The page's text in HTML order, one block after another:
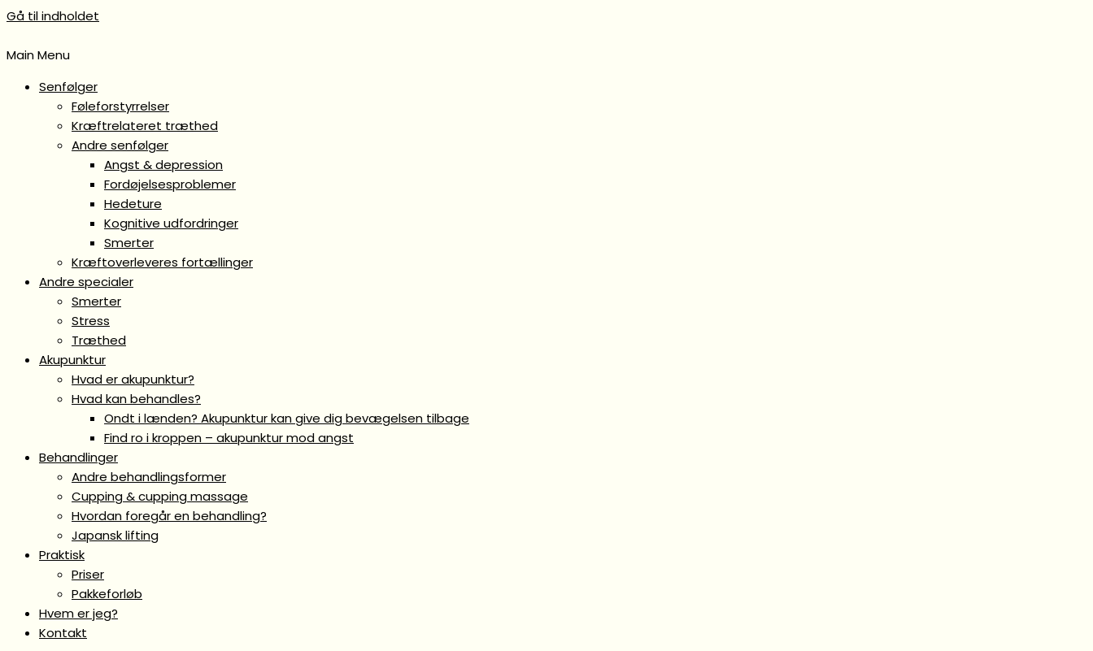
Gå til indholdet
Main Menu
Senfølger
Føleforstyrrelser
Kræftrelateret træthed
Andre senfølger
Angst & depression
Fordøjelsesproblemer
Hedeture
Kognitive udfordringer
Smerter
Kræftoverleveres fortællinger
Andre specialer
Smerter
Stress
Træthed
Akupunktur
Hvad er akupunktur?
Hvad kan behandles?
Ondt i lænden? Akupunktur kan give dig bevægelsen tilbage
Find ro i kroppen – akupunktur mod angst
Behandlinger
Andre behandlingsformer
Cupping & cupping massage
Hvordan foregår en behandling?
Japansk lifting
Praktisk
Priser
Pakkeforløb
Hvem er jeg?
Kontakt